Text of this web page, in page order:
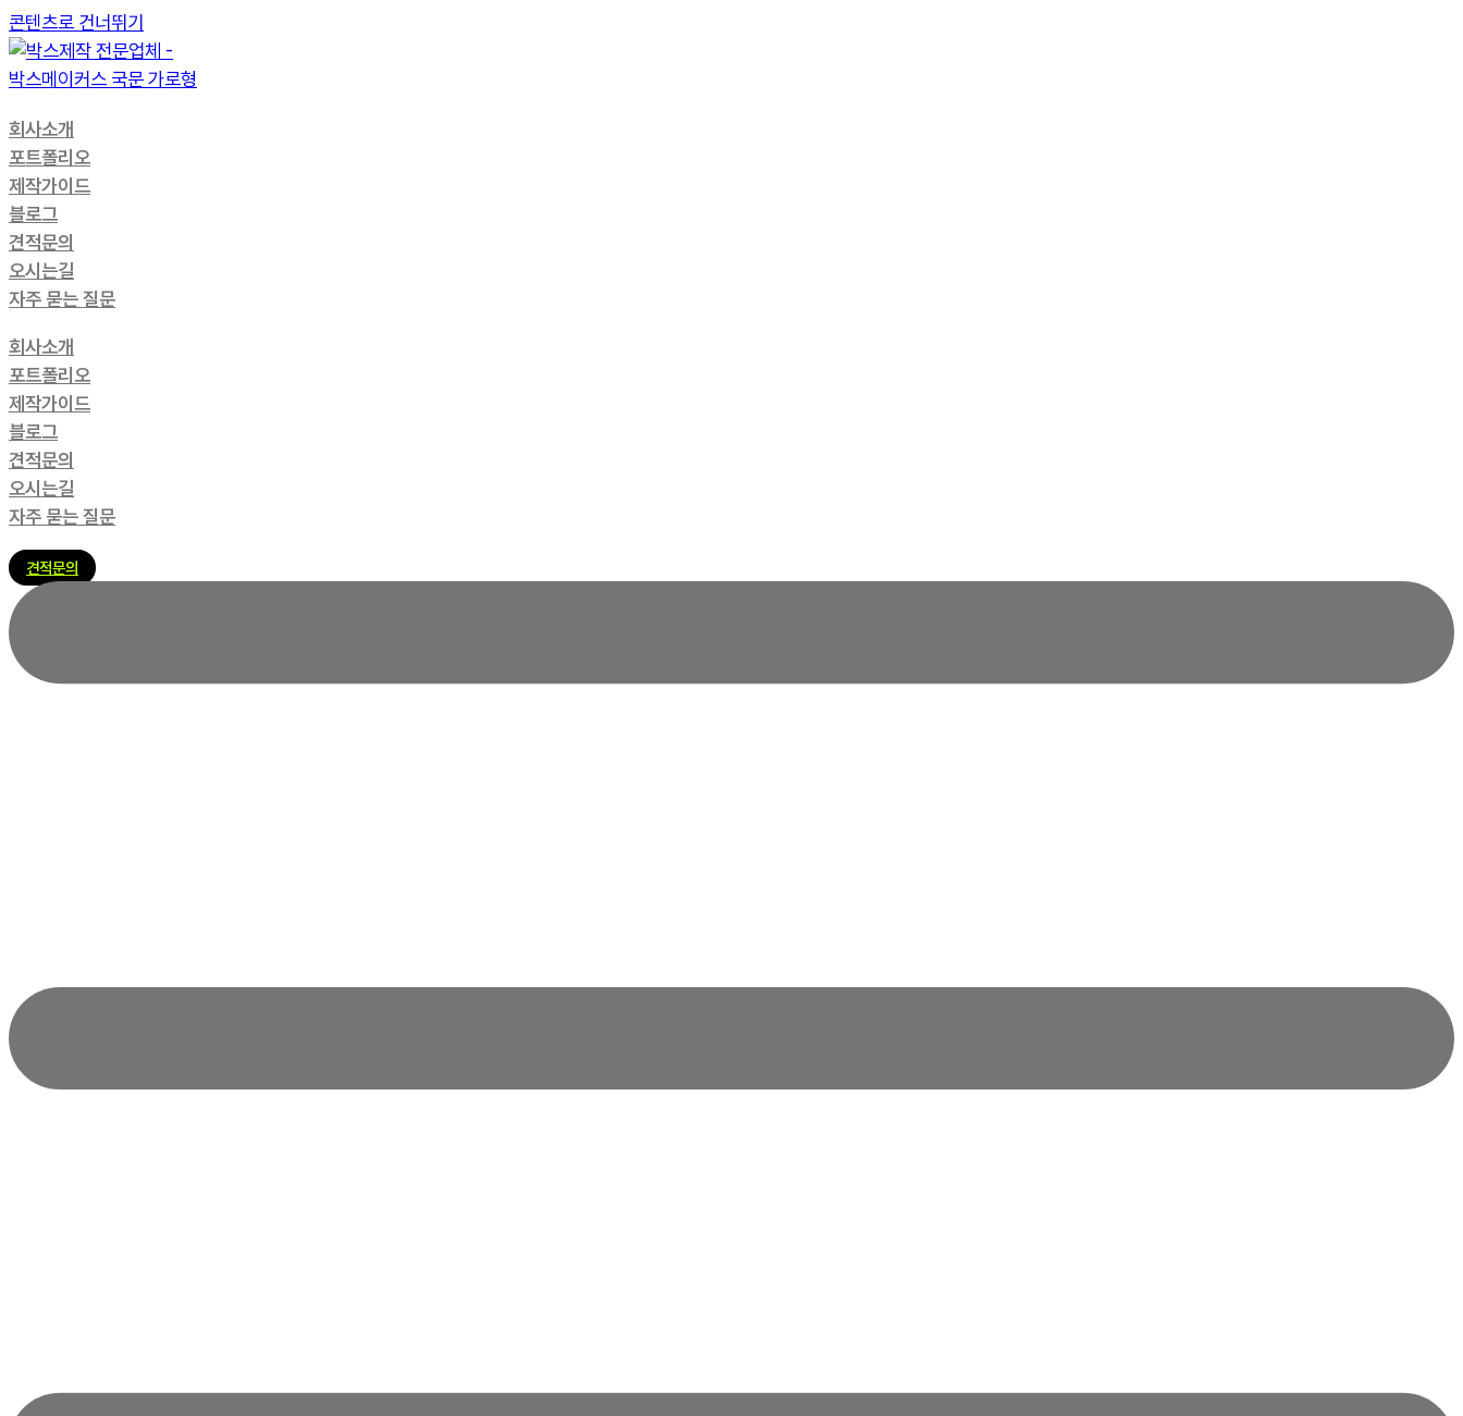
콘텐츠로 건너뛰기
회사소개
포트폴리오
제작가이드
블로그
견적문의
오시는길
자주 묻는 질문
회사소개
포트폴리오
제작가이드
블로그
견적문의
오시는길
자주 묻는 질문
견적문의